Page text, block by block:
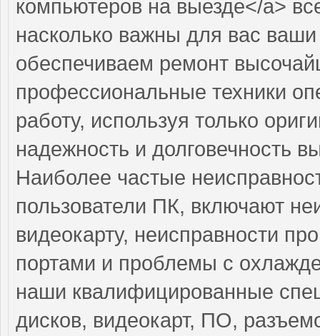
компьютеров на выезде</a>
насколько важны для вас
обеспечиваем ремонт
профессиональные техники
работу, используя только
надежность и долговечность
Наиболее частые
пользователи ПК, включают
видеокарту, неисправности
портами и проблемы с
наши квалифицированные
дисков, видеокарт, ПО,